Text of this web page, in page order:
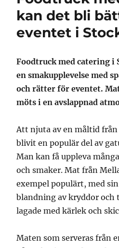
kan det bli
eventet i
Foodtruck med catering i
en smakupplevelse med
och rätter för eventet.
möts i en avslappnad
Att njuta av en måltid
blivit en populär del av
Man kan få uppleva
och smaker. Mat från
exempel populärt, med
blandning av kryddor
lagade med kärlek och
Maten som serveras från